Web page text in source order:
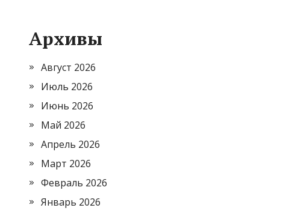
Архивы
Август 2026
Июль 2026
Июнь 2026
Май 2026
Апрель 2026
Март 2026
Февраль 2026
Январь 2026